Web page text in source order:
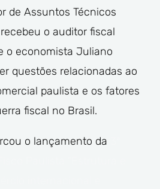
de Assuntos Técnicos
o auditor fiscal
o economista Juliano
questões relacionadas ao
paulista e os fatores
fiscal no Brasil.
o lançamento da